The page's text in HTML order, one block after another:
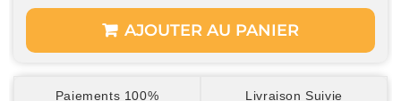
AJOUTER AU PANIER
Paiements 100%
Livraison Suivie